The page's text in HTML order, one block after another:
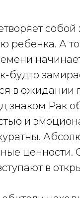
А
будто
в
знаком Рак
и
ценности.
в